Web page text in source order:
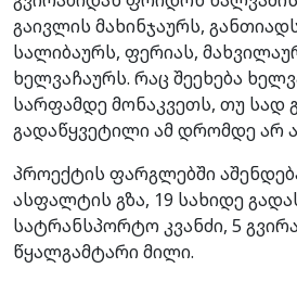
გაივლის მახინჯაურს,
სალიბაურს, ფერიას,
ხელვაჩაურს. რაც შეეხება
სარფამდე მონაკვეთს, თუ სად
გადაწყვეტილი ამ დრომდე არ
პროექტის ფარგლებში
ასფალტის გზა, 19 სახიდე
სატრანსპორტო კვანძი, 5
წყალგამტარი მილი.